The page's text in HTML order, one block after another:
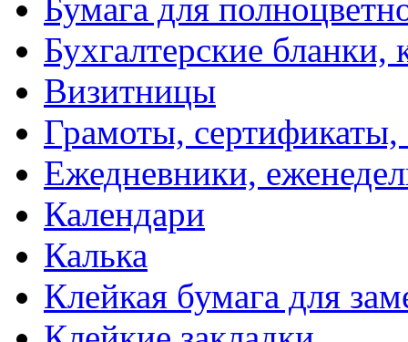
Бумага для
Бухгалтерские бланки,
Визитницы
Грамоты,
Ежедневники,
Календари
Калька
Клейкая бумага для